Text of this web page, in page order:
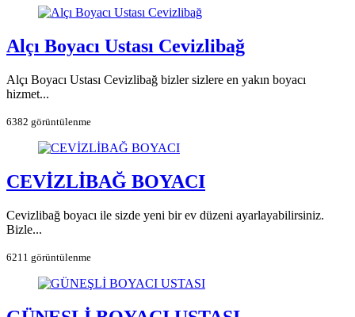
Alçı Boyacı Ustası Cevizlibağ
Alçı Boyacı Ustası Cevizlibağ bizler sizlere en yakın boyacı
hizmet...
6382 görüntülenme
CEVİZLİBAĞ BOYACI
Cevizlibağ boyacı ile sizde yeni bir ev düzeni ayarlayabilirsiniz.
Bizle...
6211 görüntülenme